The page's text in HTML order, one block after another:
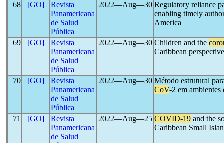
68 [GO]
Revista
Panamericana
de Salud
Pública
2022―Aug―30 Regulatory reliance
enabling timely
America
69 [GO]
Revista
Panamericana
de Salud
Pública
2022―Aug―30 Children and the
Caribbean perspective
70 [GO]
Revista
Panamericana
de Salud
Pública
2022―Aug―30 Método estrutural
CoV-2 em ambientes
71 [GO]
Revista
Panamericana
de Salud
2022―Aug―25 COVID-19 and the
Caribbean Small